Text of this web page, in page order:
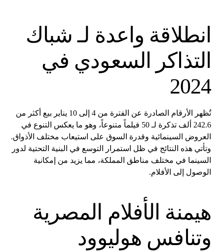
انطلاقة واعدة لـ شباك
التذاكر السعودي في
2024
تُظهر الأرقام الصادرة عن الفترة من 4 إلى 10 يناير بيع أكثر من
242.6 ألف تذكرة لـ 50 فيلماً متنوعاً، وهو ما يعكس التنوع في
العروض السينمائية وقدرة السوق على استيعاب مختلف الأذواق.
وتأتي هذه النتائج في ظل استمرار التوسع في البنية التحتية لدور
السينما في مختلف مناطق المملكة، مما يزيد من إمكانية
الوصول إلى الأفلام.
هيمنة الأفلام المصرية
وتنافس هوليوود